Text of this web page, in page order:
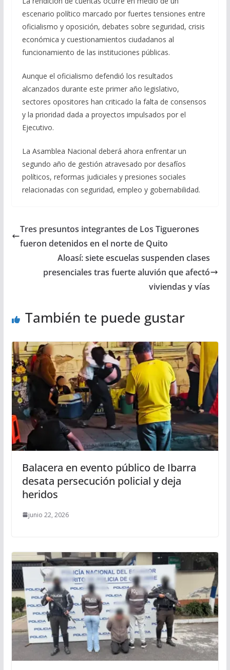
escenario político marcado por fuertes tensiones entre
oficialismo y oposición, debates sobre seguridad, crisis
económica y cuestionamientos ciudadanos al
funcionamiento de las instituciones públicas.
Aunque el oficialismo defendió los resultados
alcanzados durante este primer año legislativo,
sectores opositores han criticado la falta de consensos
y la prioridad dada a proyectos impulsados por el
Ejecutivo.
La Asamblea Nacional deberá ahora enfrentar un
segundo año de gestión atravesado por desafíos
políticos, reformas judiciales y presiones sociales
relacionadas con seguridad, empleo y gobernabilidad.
Tres presuntos integrantes de Los Tiguerones
fueron detenidos en el norte de Quito
Aloasí: siete escuelas suspenden clases
presenciales tras fuerte aluvión que afectó
viviendas y vías
También te puede gustar
Balacera en evento público de Ibarra
desata persecución policial y deja
heridos
junio 22, 2026